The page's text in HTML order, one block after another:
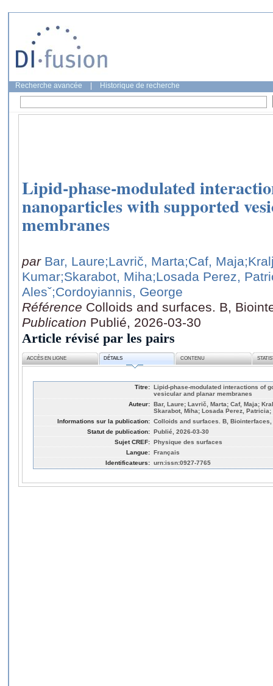
Recherche avancée Historique de recherche
Lipid-phase-modulated
nanoparticles with supported
membranes
par Bar, Laure;Lavrič, Marta;Caf, Maja
Kumar;Skarabot, Miha;Losada Perez,
Alesˇ;Cordoyiannis, George
Référence Colloids and surfaces. B,
Publication Publié, 2026-03-30
Article révisé par les pairs
ACCÈS EN LIGNE DÉTAILS CONTENU
Titre: Lipid-phase-modulated interactions of
vesicular and planar membranes
Auteur: Bar, Laure; Lavrič, Marta; Caf, Maja;
Skarabot, Miha; Losada Perez,
Informations sur la publication: Colloids and surfaces. B, Biointerfaces,
Statut de publication: Publié, 2026-03-30
Sujet CREF: Physique des surfaces
Langue: Français
Identificateurs: urn:issn:0927-7765